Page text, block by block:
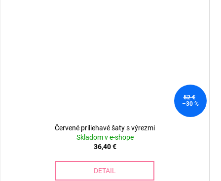
52 €
–30 %
Červené priliehavé šaty s výrezmi
Skladom v e-shope
36,40 €
DETAIL